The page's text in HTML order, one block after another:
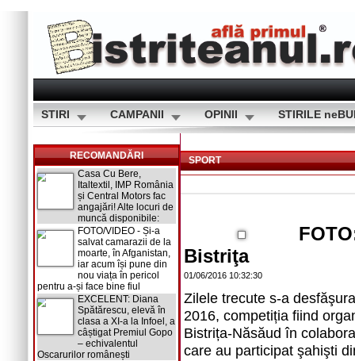
STIRI CAMPANII OPINII STIRILE
RECOMANDĂRI
Casa Cu Bere,
Italtextil, IMP România
și Central Motors fac
angajări! Alte locuri de
muncă disponibile:
FOTO/VIDEO - Și-a
salvat camarazii de la
moarte, în Afganistan,
iar acum își pune din
nou viața în pericol
pentru a-și face bine fiul
EXCELENT: Diana
Spătărescu, elevă în
clasa a XI-a la Infoel, a
câștigat Premiul Gopo
– echivalentul
Oscarurilor românești
SPORT
Bistriţa
01/06/2016 10:32:30
Zilele trecute s-a
2016, competiția fiind
Bistrița-Năsăud în
care au participat şahişti